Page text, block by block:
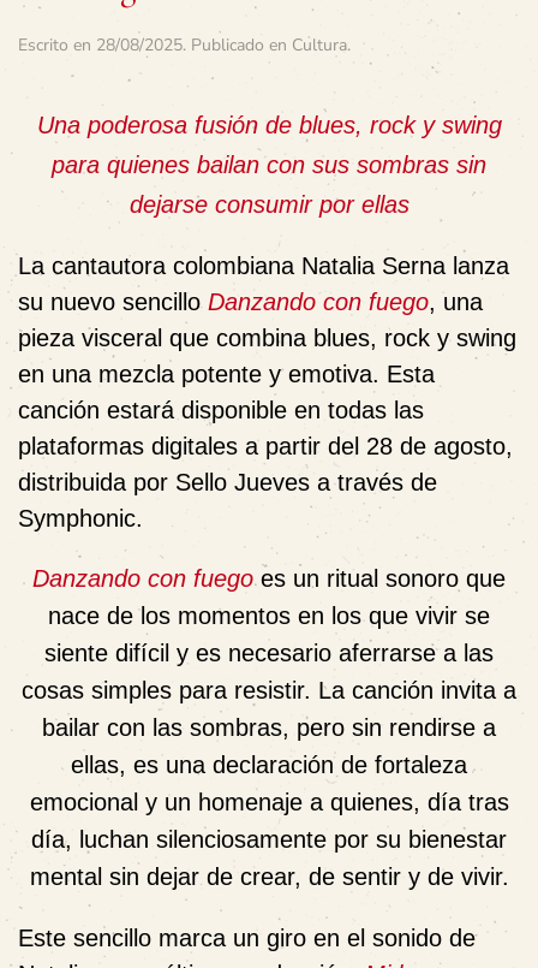
Escrito en 28/08/2025. Publicado en Cultura.
Una poderosa fusión de blues, rock y swing
para quienes bailan con sus sombras sin
dejarse consumir por ellas
La cantautora colombiana Natalia Serna lanza
su nuevo sencillo Danzando con fuego, una
pieza visceral que combina blues, rock y swing
en una mezcla potente y emotiva. Esta
canción estará disponible en todas las
plataformas digitales a partir del 28 de agosto,
distribuida por Sello Jueves a través de
Symphonic.
Danzando con fuegoes un ritual sonoro que
nace de los momentos en los que vivir se
siente difícil y es necesario aferrarse a las
cosas simples para resistir. La canción invita a
bailar con las sombras, pero sin rendirse a
ellas, es una declaración de fortaleza
emocional y un homenaje a quienes, día tras
día, luchan silenciosamente por su bienestar
mental sin dejar de crear, de sentir y de vivir.
Este sencillo marca un giro en el sonido de